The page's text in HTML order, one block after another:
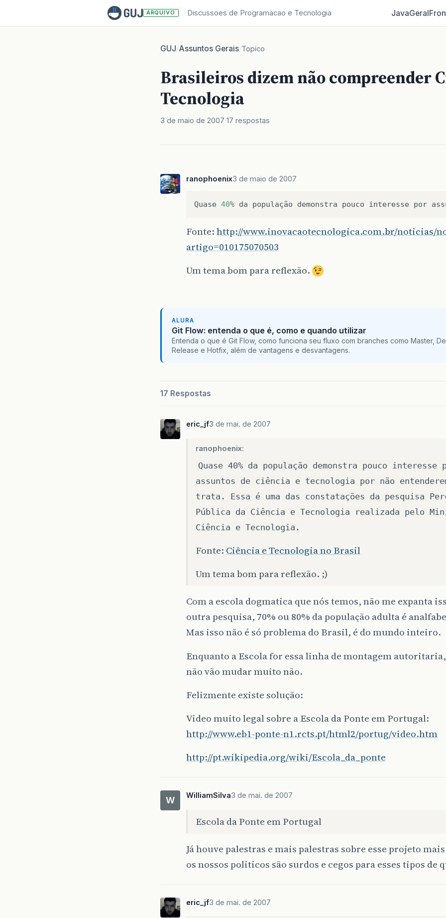
ARQUIVO Discussoes de Programacao e Tecnologia JavaGeral
GUJ/Assuntos Gerais/Topico
Brasileiros dizem não compreender
Tecnologia
3 de maio de 2007 17 respostas
ranophoenix3 de maio de 2007
Quase 40% da população demonstra pouco interesse por
Fonte:http://www.inovacaotecnologica.com.br/noticias/
artigo=010175070503
Um tema bom para reflexão.
ALURA
Git Flow: entenda o que é, como e quando utilizar
Entenda o que é Git Flow, como funciona seu fluxo com branches como Master,
Release e Hotfix, além de vantagens e desvantagens.
17 Respostas
eric_jf3 de mai. de 2007
ranophoenix:
Quase 40% da população demonstra pouco interesse
assuntos de ciência e tecnologia por não
trata. Essa é uma das constatações da pesquisa
Pública da Ciência e Tecnologia realizada pelo
Ciência e Tecnologia.
Fonte: Ciência e Tecnologia no Brasil
Um tema bom para reflexão. ;)
Com a escola dogmatica que nós temos, não me expanta
outra pesquisa, 70% ou 80% da população adulta é
Mas isso não é só problema do Brasil, é do mundo inteiro.
Enquanto a Escola for essa linha de montagem autoritaria,
não vão mudar muito não.
Felizmente existe solução:
Video muito legal sobre a Escola da Ponte em Portugal:
http://www.eb1-ponte-n1.rcts.pt/html2/portug/video.htm
http://pt.wikipedia.org/wiki/Escola_da_ponte
W WilliamSilva3 de mai. de 2007
Escola da Ponte em Portugal
Já houve palestras e mais palestras sobre esse projeto
os nossos politicos são surdos e cegos para esses tipos de
eric_jf3 de mai. de 2007